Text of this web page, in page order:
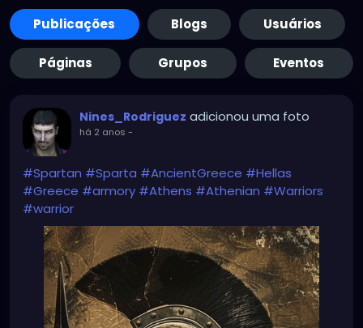
Publicações Blogs Usuários
Páginas Grupos Eventos
Nines_Rodriguez adicionou uma foto
há 2 anos -
#Spartan #Sparta #AncientGreece #Hellas
#Greece #armory #Athens #Athenian #Warriors
#warrior